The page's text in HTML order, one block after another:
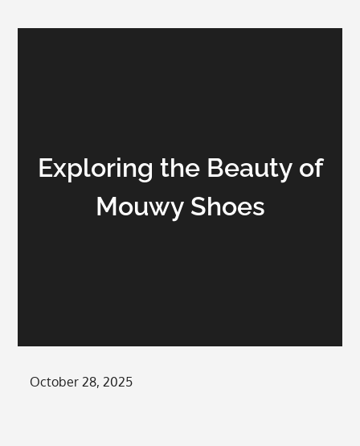
Exploring the Beauty of
Mouwy Shoes
Posted
October 28, 2025